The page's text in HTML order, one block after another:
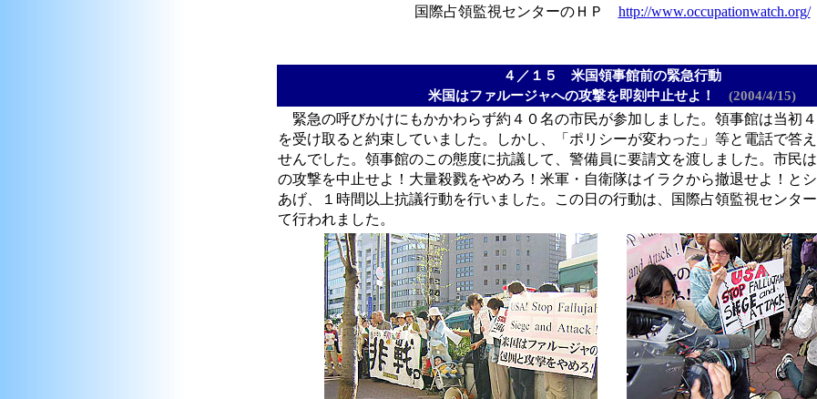
国際占領監視センターのＨＰ http://www.occupationwatch.org/
４／１５ 米国領事館前の緊急行動
米国はファルージャへの攻撃を即刻中止せよ！ (2004/4/15)
緊急の呼びかけにもかかわらず約４０名の市民が参加しました。領事館は当初
を受け取ると約束していました。しかし、「ポリシーが変わった」等と電話で答
せんでした。領事館のこの態度に抗議して、警備員に要請文を渡しました。市民
の攻撃を中止せよ！大量殺戮をやめろ！米軍・自衛隊はイラクから撤退せよ！と
あげ、１時間以上抗議行動を行いました。この日の行動は、国際占領監視センタ
て行われました。